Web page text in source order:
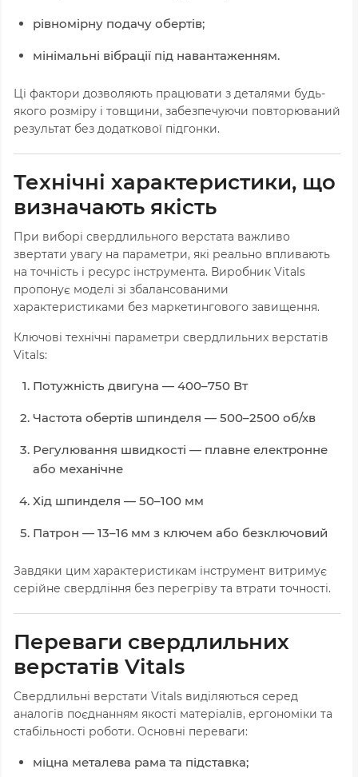
рівномірну подачу обертів;
мінімальні вібрації під навантаженням.
Ці фактори дозволяють працювати з деталями будь-
якого розміру і товщини, забезпечуючи повторюваний
результат без додаткової підгонки.
Технічні характеристики, що
визначають якість
При виборі свердлильного верстата важливо
звертати увагу на параметри, які реально впливають
на точність і ресурс інструмента. Виробник Vitals
пропонує моделі зі збалансованими
характеристиками без маркетингового завищення.
Ключові технічні параметри свердлильних верстатів
Vitals:
Потужність двигуна — 400–750 Вт
Частота обертів шпинделя — 500–2500 об/хв
Регулювання швидкості — плавне електронне
або механічне
Хід шпинделя — 50–100 мм
Патрон — 13–16 мм з ключем або безключовий
Завдяки цим характеристикам інструмент витримує
серійне свердління без перегріву та втрати точності.
Переваги свердлильних
верстатів Vitals
Свердлильні верстати Vitals виділяються серед
аналогів поєднанням якості матеріалів, ергономіки та
стабільності роботи. Основні переваги:
міцна металева рама та підставка;